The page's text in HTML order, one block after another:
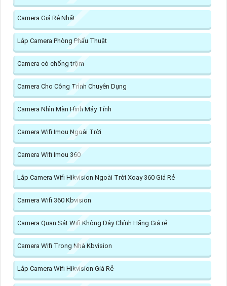
Camera Giá Rẻ Nhất
Lắp Camera Phòng Phẩu Thuật
Camera có chống trộm
Camera Cho Công Trình Chuyên Dụng
Camera Nhìn Màn Hình Máy Tính
Camera Wifi Imou Ngoài Trời
Camera Wifi Imou 360
Lắp Camera Wifi Hikvision Ngoài Trời Xoay 360 Giá Rẻ
Camera Wifi 360 Kbvision
Camera Quan Sát Wifi Không Dây Chính Hãng Giá rẻ
Camera Wifi Trong Nhà Kbvision
Lắp Camera Wifi Hikvision Giá Rẻ